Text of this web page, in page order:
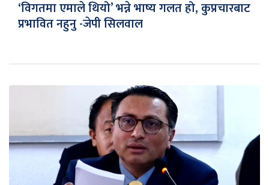
‘विगतमा एमाले थियो’ भन्ने भाष्य गलत हो, कुप्रचारबाट
प्रभावित नहुनु -जेपी सिलवाल